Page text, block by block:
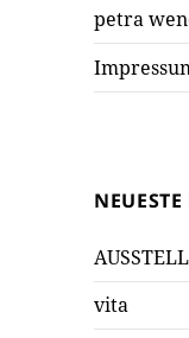
petra
vita